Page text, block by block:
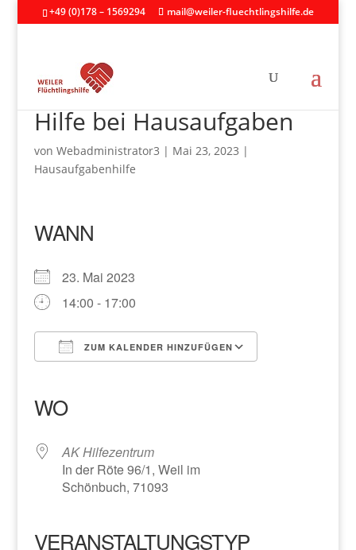
+49 (0)178 – 1569294 mail@weiler-fluechtlingshilfe.de
Hilfe bei Hausaufgaben
von Webadministrator3 | Mai 23, 2023 |
Hausaufgabenhilfe
WANN
23. Mai 2023
14:00 - 17:00
ZUM KALENDER HINZUFÜGEN
WO
AK Hilfezentrum
In der Röte 96/1, Weil im
Schönbuch, 71093
VERANSTALTUNGSTYP